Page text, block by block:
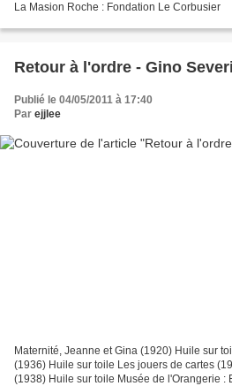
La Masion Roche : Fondation Le Corbusier
Retour à l'ordre - Gino
Publié le 04/05/2011 à 17:40
Par ejjlee
Maternité, Jeanne et Gina (1920) Huile sur
(1936) Huile sur toile Les jouers de cartes
(1938) Huile sur toile Musée de l'Orangerie :